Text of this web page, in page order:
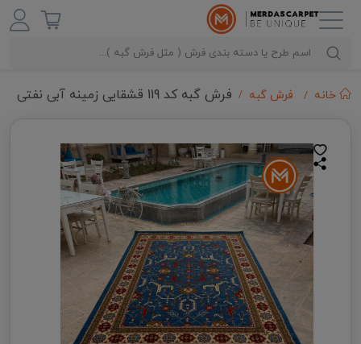
خانه فرش گبه فرش گبه کد 119 قشقایی زمینه آبی نفتی